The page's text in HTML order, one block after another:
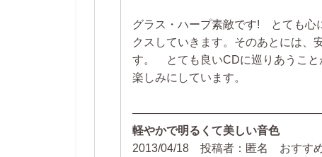
グラス・ハープ素敵です! とても心
クスしていきます。そのあとには、
す。 とても良いCDに巡りあうこ
楽しみにしています。
軽やかで明るくて美しい音色
2013/04/18 投稿者：匿名 おす